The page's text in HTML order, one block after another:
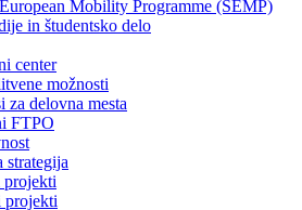
Mobility Programme (SEMP)
in študentsko delo
center
možnosti
za delovna mesta
FTPO
strategija
projekti
projekti